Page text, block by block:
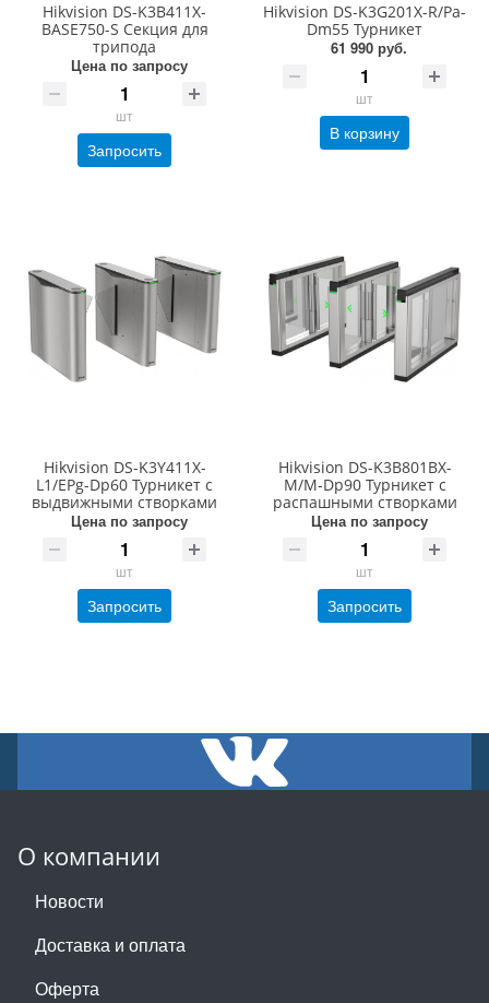
Hikvision DS-K3B411X-
BASE750-S Секция для
трипода
Цена по запросу
шт
Запросить
Hikvision DS-K3G201X-R/Pa-
Dm55 Турникет
61 990 руб.
шт
В корзину
Hikvision DS-K3Y411X-
L1/EPg-Dp60 Турникет с
выдвижными створками
Цена по запросу
шт
Запросить
Hikvision DS-K3B801BX-
M/M-Dp90 Турникет с
распашными створками
Цена по запросу
шт
Запросить
О компании
Новости
Доставка и оплата
Оферта